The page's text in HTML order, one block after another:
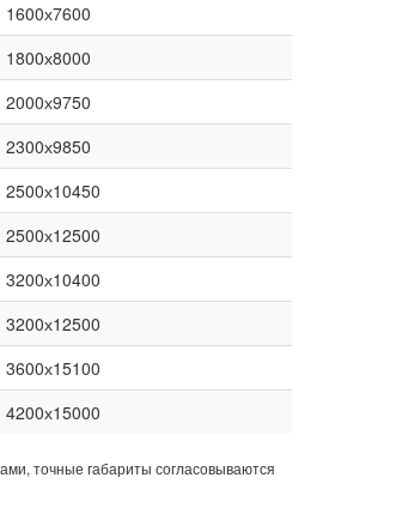
1600х7600
1800х8000
2000х9750
2300х9850
2500х10450
2500х12500
3200х10400
3200х12500
3600х15100
4200х15000
точные габариты согласовываются